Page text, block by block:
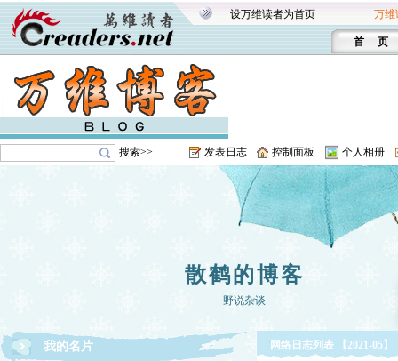
设万维读者为首页 万维
首 页
搜索>> 发表日志 控制面板 个人相册
散鹤的博客
野说杂谈
我的名片 网络日志列表 【2021-05】